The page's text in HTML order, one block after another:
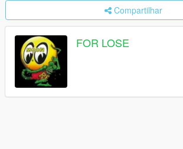
Compartilhar
FOR LOSE